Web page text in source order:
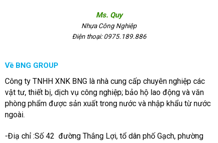
Ms. Quy
Nhựa Công Nghiệp
Điện thoại: 0975.189.886
Về BNG GROUP
Công ty TNHH XNK BNG là nhà cung cấp chuyên nghiệp các
vật tư, thiết bị, dịch vụ công nghiệp; bảo hộ lao động và văn
phòng phẩm được sản xuất trong nước và nhập khẩu từ nước
ngoài.
-Điạ chỉ :Số 42 đường Thắng Lợi, tổ dân phố Gạch, phường